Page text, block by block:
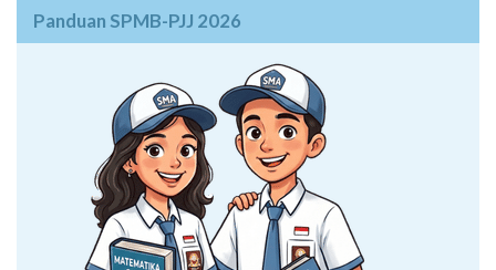
Panduan SPMB-PJJ 2026